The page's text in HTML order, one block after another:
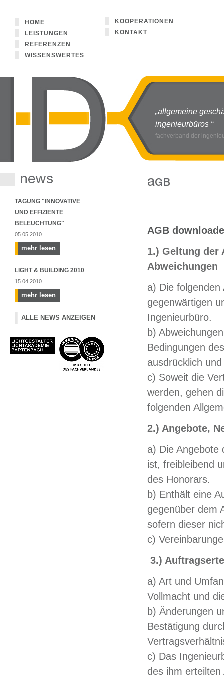
HOME
LEISTUNGEN
REFERENZEN
WISSENSWERTES
KOOPERATIONEN
KONTAKT
„allgemeine
ingenieurbüros “
fachverband der
TAGUNG "INNOVATIVE
UND EFFIZIENTE
BELEUCHTUNG"
05.05 2010
mehr lesen
LIGHT & BUILDING 2010
15.04 2010
mehr lesen
ALLE NEWS ANZEIGEN
AGB
1.) Geltung der
Abweichungen
a) Die
gegenwärtigen
Ingenieurbüro.
b)
Bedingungen
ausdrücklich
c) Soweit die
werden, gehen
folgenden
2.) Angebote,
a) Die Angebote
ist, freibleibend
des Honorars.
b) Enthält eine
gegenüber dem
sofern dieser
c)
3.)
a) Art und
Vollmacht und
b) Änderungen
Bestätigung
c) Das
des ihm